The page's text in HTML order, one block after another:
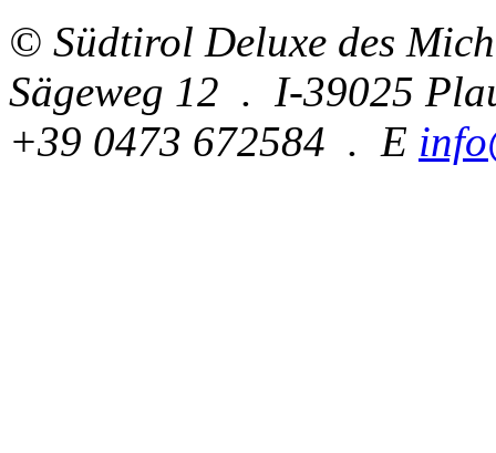
© Südtirol Deluxe des
Sägeweg 12 . I-39025
+39 0473 672584 . E